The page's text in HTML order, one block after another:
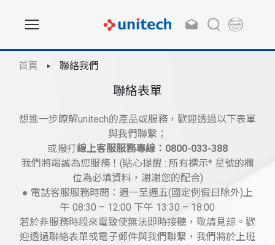
首頁 聯絡我們
聯絡表單
想進一步瞭解unitech的產品或服務，歡迎透過以下表單
與我們聯繫；
或撥打線上客服服務專線：0800-033-388
我們將竭誠為您服務！(貼心提醒 : 所有標示* 星號的欄
位為必填資料，謝謝您的配合)
● 電話客服服務時間：週一至週五(國定例假日除外)上
午 08:30 – 12:00 下午 13:30 – 18:00
若於非服務時段來電致使無法即時接聽，敬請見諒。歡
迎透過聯絡表單或電子郵件與我們聯繫，我們將於上班